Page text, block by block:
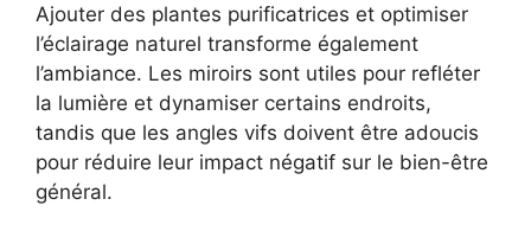
Ajouter des plantes purificatrices et optimiser
l’éclairage naturel transforme également
l’ambiance. Les miroirs sont utiles pour refléter
la lumière et dynamiser certains endroits,
tandis que les angles vifs doivent être adoucis
pour réduire leur impact négatif sur le bien-être
général.